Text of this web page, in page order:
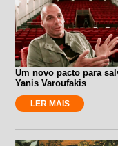
Um novo pacto para
Yanis Varoufakis
LER MAIS